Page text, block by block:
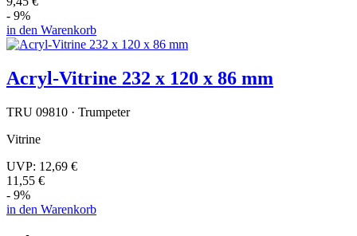
- 9%
in den Warenkorb
Acryl-Vitrine 232 x 120 x 86 mm
TRU 09810 · Trumpeter
Vitrine
UVP: 12,69 €
11,55 €
- 9%
in den Warenkorb